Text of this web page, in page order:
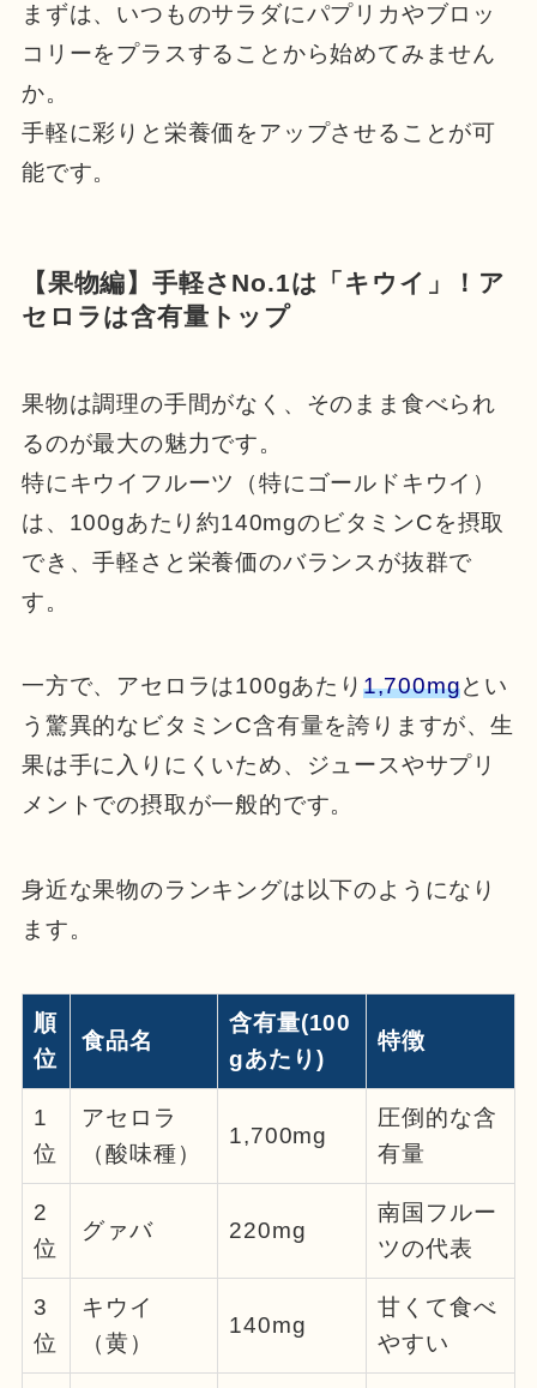
まずは、いつものサラダにパプリカやブロッ
コリーをプラスすることから始めてみません
か。
手軽に彩りと栄養価をアップさせることが可
能です。
【果物編】手軽さNo.1は「キウイ」！ア
セロラは含有量トップ
果物は調理の手間がなく、そのまま食べられ
るのが最大の魅力です。
特にキウイフルーツ（特にゴールドキウイ）
は、100gあたり約140mgのビタミンCを摂取
でき、手軽さと栄養価のバランスが抜群で
す。
一方で、アセロラは100gあたり 1,700mgとい
う驚異的なビタミンC含有量を誇りますが、生
果は手に入りにくいため、ジュースやサプリ
メントでの摂取が一般的です。
身近な果物のランキングは以下のようになり
ます。
順
位
食品名
含有量(100
gあたり)
特徴
1
位
アセロラ
（酸味種）
1,700mg
圧倒的な含
有量
2
位
グァバ 220mg
南国フルー
ツの代表
3
位
キウイ
（黄）
140mg
甘くて食べ
やすい